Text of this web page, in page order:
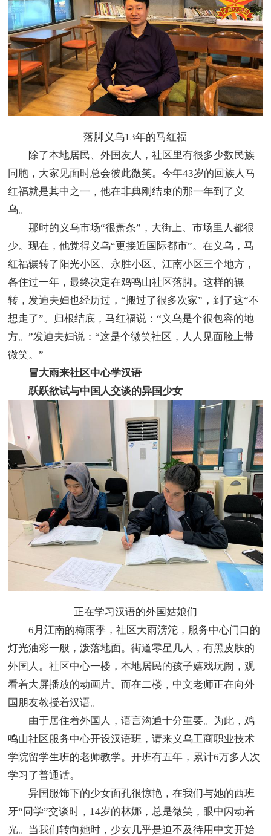
落脚义乌13年的马红福
除了本地居民、外国友人，社区里有很多少数民族
同胞，大家见面时总会彼此微笑。今年43岁的回族人马
红福就是其中之一，他在非典刚结束的那一年到了义
乌。
那时的义乌市场“很萧条”，大街上、市场里人都很
少。现在，他觉得义乌“更接近国际都市”。在义乌，马
红福辗转了阳光小区、永胜小区、江南小区三个地方，
各住过一年，最终决定在鸡鸣山社区落脚。这样的辗
转，发迪夫妇也经历过，“搬过了很多次家”，到了这“不
想走了”。归根结底，马红福说：“义乌是个很包容的地
方。”发迪夫妇说：“这是个微笑社区，人人见面脸上带
微笑。”
冒大雨来社区中心学汉语
跃跃欲试与中国人交谈的异国少女
正在学习汉语的外国姑娘们
6月江南的梅雨季，社区大雨滂沱，服务中心门口的
灯光油彩一般，泼落地面。街道零星几人，有黑皮肤的
外国人。社区中心一楼，本地居民的孩子嬉戏玩闹，观
看着大屏播放的动画片。而在二楼，中文老师正在向外
国朋友教授着汉语。
由于居住着外国人，语言沟通十分重要。为此，鸡
鸣山社区服务中心开设汉语班，请来义乌工商职业技术
学院留学生班的老师教学。开班有五年，累计6万多人次
学习了普通话。
异国服饰下的少女面孔很惊艳，在我们与她的西班
牙“同学”交谈时，14岁的林娜，总是微笑，眼中闪动着
光。当我们转向她时，少女几乎是迫不及待用中文开始